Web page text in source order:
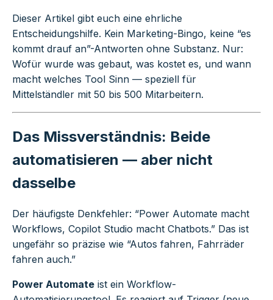
Dieser Artikel gibt euch eine ehrliche
Entscheidungshilfe. Kein Marketing-Bingo, keine “es
kommt drauf an”-Antworten ohne Substanz. Nur:
Wofür wurde was gebaut, was kostet es, und wann
macht welches Tool Sinn — speziell für
Mittelständler mit 50 bis 500 Mitarbeitern.
Das Missverständnis: Beide
automatisieren — aber nicht
dasselbe
Der häufigste Denkfehler: “Power Automate macht
Workflows, Copilot Studio macht Chatbots.” Das ist
ungefähr so präzise wie “Autos fahren, Fahrräder
fahren auch.”
Power Automate ist ein Workflow-